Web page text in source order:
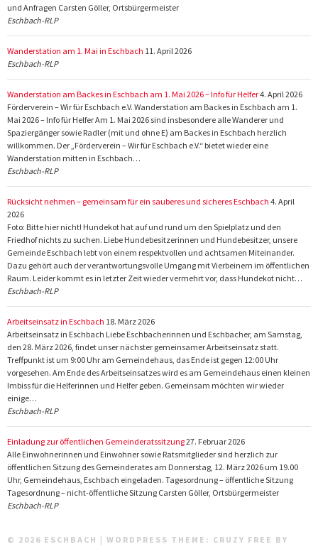
und Anfragen Carsten Göller, Ortsbürgermeister
Eschbach-RLP
Wanderstation am 1. Mai in Eschbach 11. April 2026
Eschbach-RLP
Wanderstation am Backes in Eschbach am 1. Mai 2026 – Info für Helfer4. April 2026
Förderverein – Wir für Eschbach e.V. Wanderstation am Backes in Eschbach am 1.
Mai 2026 – Info für Helfer Am 1. Mai 2026 sind insbesondere alle Wanderer und
Spaziergänger sowie Radler (mit und ohne E) am Backes in Eschbach herzlich
willkommen. Der „Förderverein – Wir für Eschbach e.V.“ bietet wieder eine
Wanderstation mitten in Eschbach…
Eschbach-RLP
Rücksicht nehmen – gemeinsam für ein sauberes und sicheres Eschbach 4. April
2026
Foto: Bitte hier nicht! Hundekot hat auf und rund um den Spielplatz und den
Friedhof nichts zu suchen. Liebe Hundebesitzerinnen und Hundebesitzer, unsere
Gemeinde Eschbach lebt von einem respektvollen und achtsamen Miteinander.
Dazu gehört auch der verantwortungsvolle Umgang mit Vierbeinern im öffentlichen
Raum. Leider kommt es in letzter Zeit wieder vermehrt vor, dass Hundekot nicht…
Eschbach-RLP
Arbeitseinsatz in Eschbach 18. März 2026
Arbeitseinsatz in Eschbach Liebe Eschbacherinnen und Eschbacher, am Samstag,
den 28. März 2026, findet unser nächster gemeinsamer Arbeitseinsatz statt.
Treffpunkt ist um 9:00 Uhr am Gemeindehaus, das Ende ist gegen 12:00 Uhr
vorgesehen. Am Ende des Arbeitseinsatzes wird es am Gemeindehaus einen kleinen
Imbiss für die Helferinnen und Helfer geben. Gemeinsam möchten wir wieder
einige…
Eschbach-RLP
Einladung zur öffentlichen Gemeinderatssitzung27. Februar 2026
Alle Einwohnerinnen und Einwohner sowie Ratsmitglieder sind herzlich zur
öffentlichen Sitzung des Gemeinderates am Donnerstag, 12. März 2026 um 19.00
Uhr, Gemeindehaus, Eschbach eingeladen. Tagesordnung – öffentliche Sitzung
Tagesordnung – nicht-öffentliche Sitzung Carsten Göller, Ortsbürgermeister
Eschbach-RLP
© 2026 ESCHBACH | WORDPRESS THEME: CRUZY FREE BY